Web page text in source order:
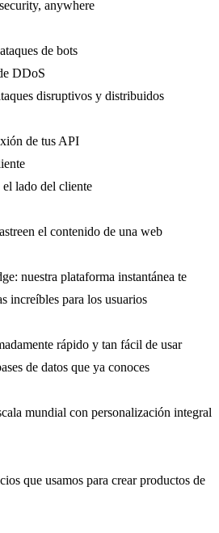
anywhere
de bots
DDoS
disruptivos y distribuidos
de tus API
el lado del cliente
el contenido de una web
nuestra plataforma instantánea te
increíbles para los usuarios
rápido y tan fácil de usar
de datos que ya conoces
mundial con personalización integral
que usamos para crear productos de